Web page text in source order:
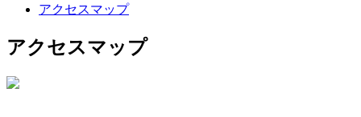
アクセスマップ
アクセスマップ